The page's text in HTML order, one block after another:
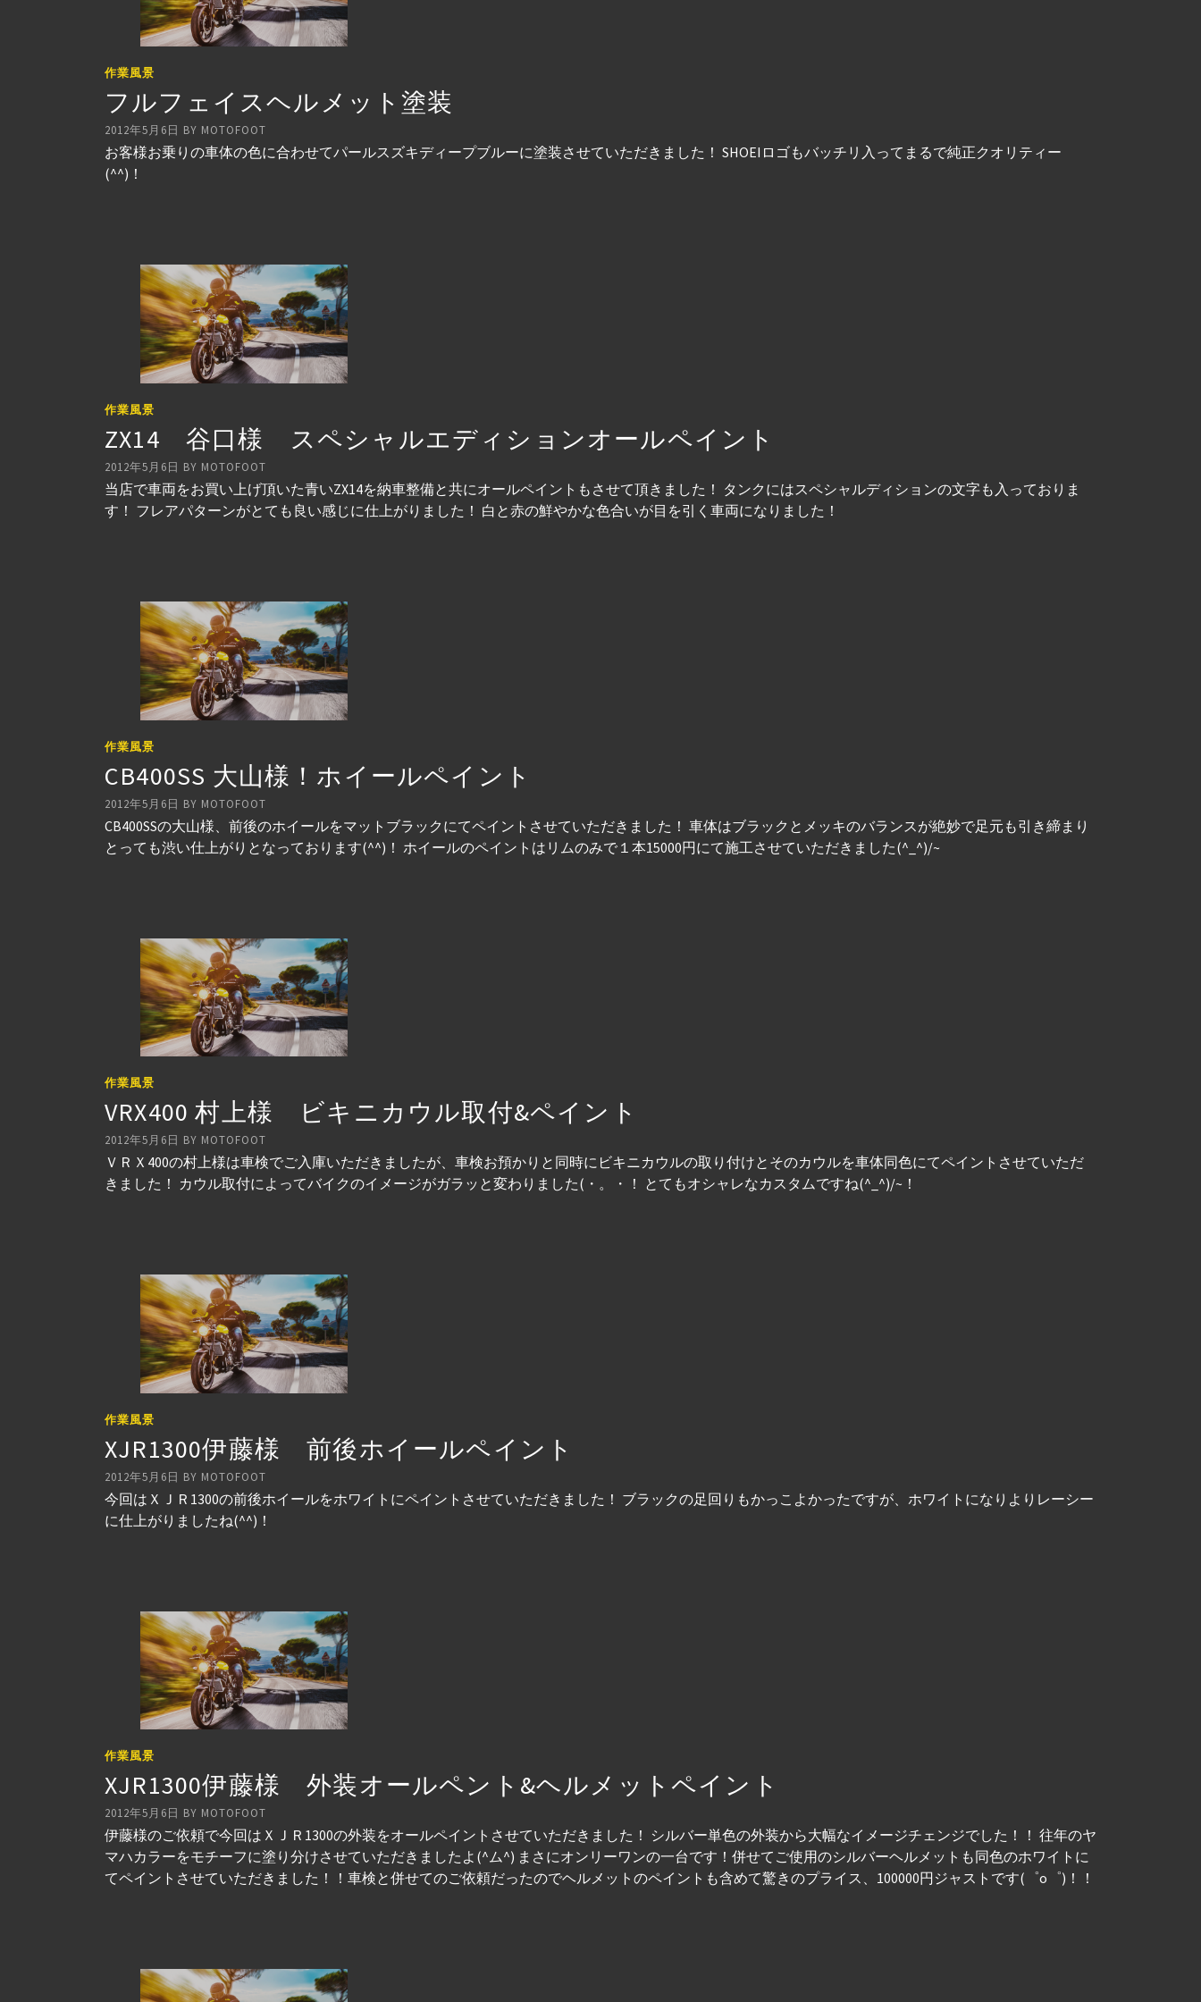
作業風景
フルフェイスヘルメット塗装
2012年5月6日 BY MOTOFOOT
お客様お乗りの車体の色に合わせてパールスズキディープブルーに塗装させていただきました！ SHOEIロゴもバッチリ入ってまるで純正クオリティー
(^^)！
作業風景
ZX14 谷口様 スペシャルエディションオールペイント
2012年5月6日 BY MOTOFOOT
当店で車両をお買い上げ頂いた青いZX14を納車整備と共にオールペイントもさせて頂きました！ タンクにはスペシャルディションの文字も入っておりま
す！ フレアパターンがとても良い感じに仕上がりました！ 白と赤の鮮やかな色合いが目を引く車両になりました！
作業風景
CB400SS 大山様！ホイールペイント
2012年5月6日 BY MOTOFOOT
CB400SSの大山様、前後のホイールをマットブラックにてペイントさせていただきました！ 車体はブラックとメッキのバランスが絶妙で足元も引き締まり
とっても渋い仕上がりとなっております(^^)！ ホイールのペイントはリムのみで１本15000円にて施工させていただきました(^_^)/~
作業風景
VRX400 村上様 ビキニカウル取付&ペイント
2012年5月6日 BY MOTOFOOT
ＶＲＸ400の村上様は車検でご入庫いただきましたが、車検お預かりと同時にビキニカウルの取り付けとそのカウルを車体同色にてペイントさせていただ
きました！ カウル取付によってバイクのイメージがガラッと変わりました(・。・！ とてもオシャレなカスタムですね(^_^)/~！
作業風景
XJR1300伊藤様 前後ホイールペイント
2012年5月6日 BY MOTOFOOT
今回はＸＪＲ1300の前後ホイールをホワイトにペイントさせていただきました！ ブラックの足回りもかっこよかったですが、ホワイトになりよりレーシー
に仕上がりましたね(^^)！
作業風景
XJR1300伊藤様 外装オールペント&ヘルメットペイント
2012年5月6日 BY MOTOFOOT
伊藤様のご依頼で今回はＸＪＲ1300の外装をオールペイントさせていただきました！ シルバー単色の外装から大幅なイメージチェンジでした！！ 往年のヤ
マハカラーをモチーフに塗り分けさせていただきましたよ(^ム^) まさにオンリーワンの一台です！併せてご使用のシルバーヘルメットも同色のホワイトに
てペイントさせていただきました！！車検と併せてのご依頼だったのでヘルメットのペイントも含めて驚きのプライス、100000円ジャストです(゜o゜)！！